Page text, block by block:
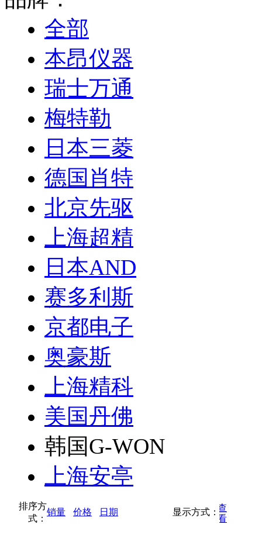
全部
本昂仪器
瑞士万通
梅特勒
日本三菱
德国肖特
北京先驱
上海超精
日本AND
赛多利斯
京都电子
奥豪斯
上海精科
美国丹佛
韩国G-WON
上海安亭
排序方
式：
销量 价格 日期 显示方式：
按缩略图方式查
看
按列表方式查看